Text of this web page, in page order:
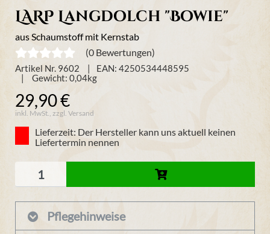
LARP Langdolch "Bowie"
aus Schaumstoff mit Kernstab
(0 Bewertungen)
Artikel Nr. 9602
EAN: 4250534448595
Gewicht: 0,04kg
29,90 €
inkl. MwSt., zzgl. Versand
Lieferzeit: Der Hersteller kann uns aktuell keinen
Liefertermin nennen
Pflegehinweise